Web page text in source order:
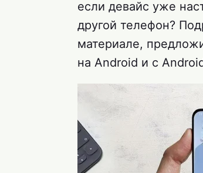
если девайс уже
другой телефон?
материале,
на Android и с